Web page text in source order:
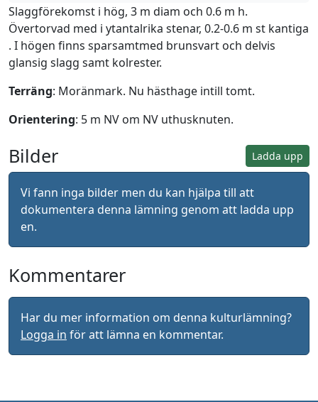
Slaggförekomst i hög, 3 m diam och 0.6 m h.
Övertorvad med i ytantalrika stenar, 0.2-0.6 m st kantiga
. I högen finns sparsamtmed brunsvart och delvis
glansig slagg samt kolrester.
Terräng: Moränmark. Nu hästhage intill tomt.
Orientering: 5 m NV om NV uthusknuten.
Ladda upp
Bilder
Vi fann inga bilder men du kan hjälpa till att
dokumentera denna lämning genom att ladda upp
en.
Kommentarer
Har du mer information om denna kulturlämning?
Logga in för att lämna en kommentar.